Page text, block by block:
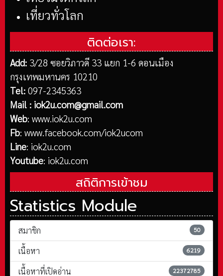
เที่ยวทั่วโลก
ติดต่อเรา:
Add: 3/28 ซอยวิภาวดี 33 แยก 1-6 ดอนเมือง
กรุงเทพมหานคร 10210
Tel: 097-2345363
Mail : iok2u.com@gmail.com
Web: www.iok2u.com
Fb: www.facebook.com/iok2ucom
Line: iok2u.com
Youtube: iok2u.com
สถิติการเข้าชม
Statistics Module
สมาชิก 50
เนื้อหา 6219
เนื้อหาที่เปิดอ่าน 22372785